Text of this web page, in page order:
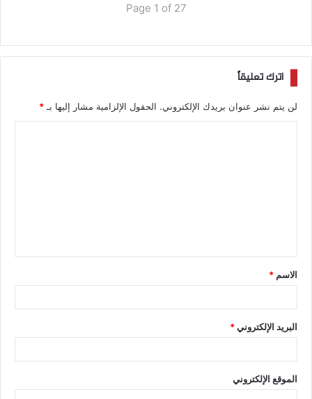
Page 1 of 27
اترك تعليقاً
لن يتم نشر عنوان بريدك الإلكتروني. الحقول الإلزامية مشار إليها بـ *
الاسم *
البريد الإلكتروني*
الموقع الإلكتروني